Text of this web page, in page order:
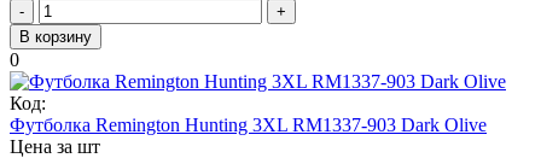
-
+
В корзину
0
Код:
Футболка Remington Hunting 3XL RM1337-903 Dark Olive
Цена за шт